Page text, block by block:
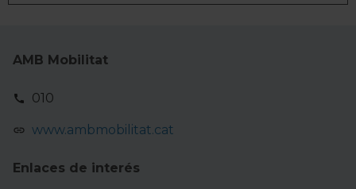
Cookiespuedes consultar más información, modificar
momento.
AMB Mobilitat
010
www.ambmobilitat.cat
Enlaces de interés